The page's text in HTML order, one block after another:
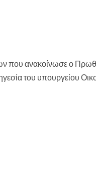
που ανακοίνωσε ο
του υπουργείου